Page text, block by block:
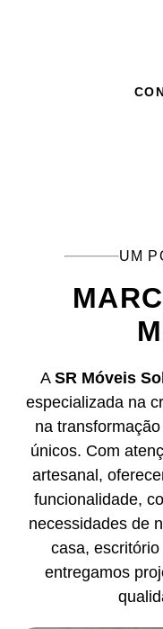
UM
A SR Móveis
especializada na
na
únicos. Com
artesanal,
funcionalidade,
necessidades de
casa,
entregamos